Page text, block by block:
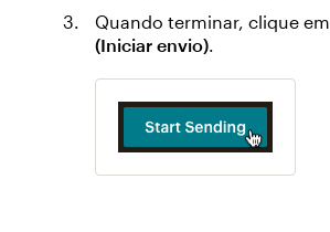
Quando terminar, clique em
(Iniciar envio).